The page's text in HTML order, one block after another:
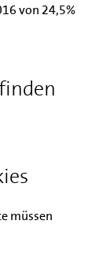
müssen
von 24,5%